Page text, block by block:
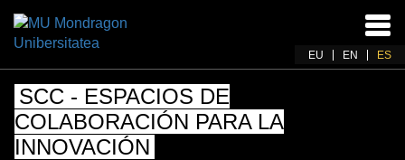
EU EN ES
SCC - ESPACIOS DE
COLABORACIÓN PARA LA
INNOVACIÓN